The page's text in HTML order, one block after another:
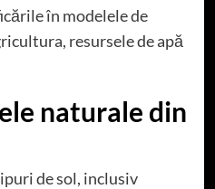
în modelele de
resursele de apă
naturale din
de sol, inclusiv